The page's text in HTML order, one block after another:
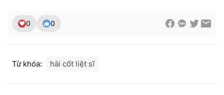
0 0
Từ khóa: hài cốt liệt sĩ